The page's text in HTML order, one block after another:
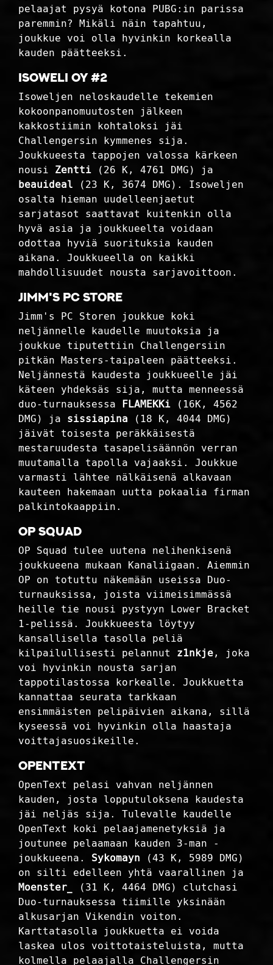
pelaajat pysyä kotona PUBG:in parissa
paremmin? Mikäli näin tapahtuu,
joukkue voi olla hyvinkin korkealla
kauden päätteeksi.
Isoweli Oy #2
Isoweljen neloskaudelle tekemien
kokoonpanomuutosten jälkeen
kakkostiimin kohtaloksi jäi
Challengersin kymmenes sija.
Joukkueesta tappojen valossa kärkeen
nousi Zentti (26 K, 4761 DMG) ja
beauideal (23 K, 3674 DMG). Isoweljen
osalta hieman uudelleenjaetut
sarjatasot saattavat kuitenkin olla
hyvä asia ja joukkueelta voidaan
odottaa hyviä suorituksia kauden
aikana. Joukkueella on kaikki
mahdollisuudet nousta sarjavoittoon.
Jimm's PC Store
Jimm's PC Storen joukkue koki
neljännelle kaudelle muutoksia ja
joukkue tiputettiin Challengersiin
pitkän Masters-taipaleen päätteeksi.
Neljännestä kaudesta joukkueelle jäi
käteen yhdeksäs sija, mutta menneessä
duo-turnauksessa
FLAMEKKi (16K, 4562
DMG) ja sissiapina (18 K, 4044 DMG)
jäivät toisesta peräkkäisestä
mestaruudesta tasapelisäännön verran
muutamalla tapolla vajaaksi. Joukkue
varmasti lähtee nälkäisenä alkavaan
kauteen hakemaan uutta pokaalia firman
palkintokaappiin.
OP Squad
OP Squad tulee uutena nelihenkisenä
joukkueena mukaan Kanaliigaan. Aiemmin
OP on totuttu näkemään useissa Duo-
turnauksissa, joista viimeisimmässä
heille tie nousi pystyyn Lower Bracket
1-pelissä. Joukkueesta löytyy
kansallisella tasolla peliä
kilpailullisesti pelannut z1nkje, joka
voi hyvinkin nousta sarjan
tappotilastossa korkealle. Joukkuetta
kannattaa seurata tarkkaan
ensimmäisten pelipäivien aikana, sillä
kyseessä voi hyvinkin olla haastaja
voittajasuosikeille.
OpenText
OpenText pelasi vahvan neljännen
kauden, josta lopputuloksena kaudesta
jäi neljäs sija. Tulevalle kaudelle
OpenText koki pelaajamenetyksiä ja
joutunee pelaamaan kauden 3-man -
joukkueena. Sykomayn (43 K, 5989 DMG)
on silti edelleen yhtä vaarallinen ja
Moenster_
(31 K, 4464 DMG) clutchasi
Duo-turnauksessa tiimille yksinään
alkusarjan Vikendin voiton.
Karttatasolla joukkuetta ei voida
laskea ulos voittotaisteluista, mutta
kolmella pelaajalla Challengersin